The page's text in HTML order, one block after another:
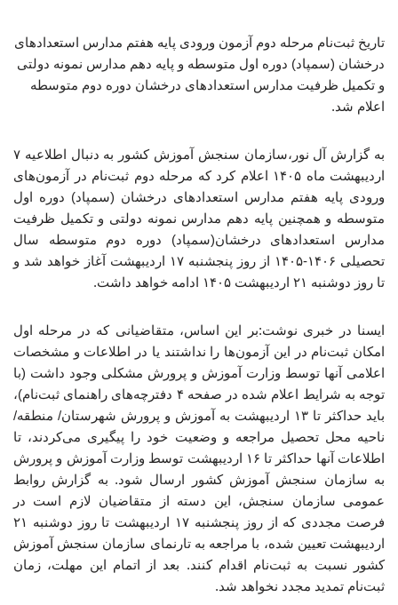
تاریخ ثبت‌نام مرحله دوم آزمون ورودی پایه هفتم مدارس استعدادهای
درخشان (سمپاد) دوره اول متوسطه و پایه دهم مدارس نمونه دولتی
و تکمیل ظرفیت مدارس استعدادهای درخشان دوره دوم متوسطه
اعلام شد.
به گزارش آل نور،سازمان سنجش آموزش کشور به دنبال اطلاعیه ۷
اردیبهشت ماه ۱۴۰۵ اعلام کرد که مرحله دوم ثبت‌نام در آزمون‌های
ورودی پایه هفتم مدارس استعدادهای درخشان (سمپاد) دوره اول
متوسطه و همچنین پایه دهم مدارس نمونه دولتی و تکمیل ظرفیت
مدارس استعدادهای درخشان(سمپاد) دوره دوم متوسطه سال
تحصیلی ۱۴۰۶-۱۴۰۵ از روز پنجشنبه ۱۷ اردیبهشت آغاز خواهد شد و
تا روز دوشنبه ۲۱ اردیبهشت ۱۴۰۵ ادامه خواهد داشت.
ایسنا در خبری نوشت:بر این اساس، متقاضیانی که در مرحله اول
امکان ثبت‌نام در این آزمون‌ها را نداشتند یا در اطلاعات و مشخصات
اعلامی آنها توسط وزارت آموزش و پرورش مشکلی وجود داشت (با
توجه به شرایط اعلام شده در صفحه ۴ دفترچه‌های راهنمای ثبت‌نام)،
باید حداکثر تا ۱۳ اردیبهشت به آموزش و پرورش شهرستان/ منطقه/
ناحیه محل تحصیل مراجعه و وضعیت خود را پیگیری می‌کردند، تا
اطلاعات آنها حداکثر تا ۱۶ اردیبهشت توسط وزارت آموزش و پرورش
به سازمان سنجش آموزش کشور ارسال شود. به گزارش روابط
عمومی سازمان سنجش، این دسته از متقاضیان لازم است در
فرصت مجددی که از روز پنجشنبه ۱۷ اردیبهشت تا روز دوشنبه ۲۱
اردیبهشت تعیین شده، با مراجعه به تارنمای سازمان سنجش آموزش
کشور نسبت به ثبت‌نام اقدام کنند. بعد از اتمام این مهلت، زمان
ثبت‌نام تمدید مجدد نخواهد شد.